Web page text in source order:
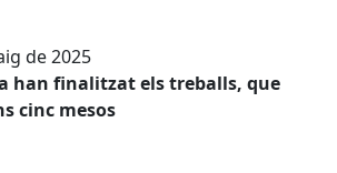
de 2025
han finalitzat els treballs, que
cinc mesos